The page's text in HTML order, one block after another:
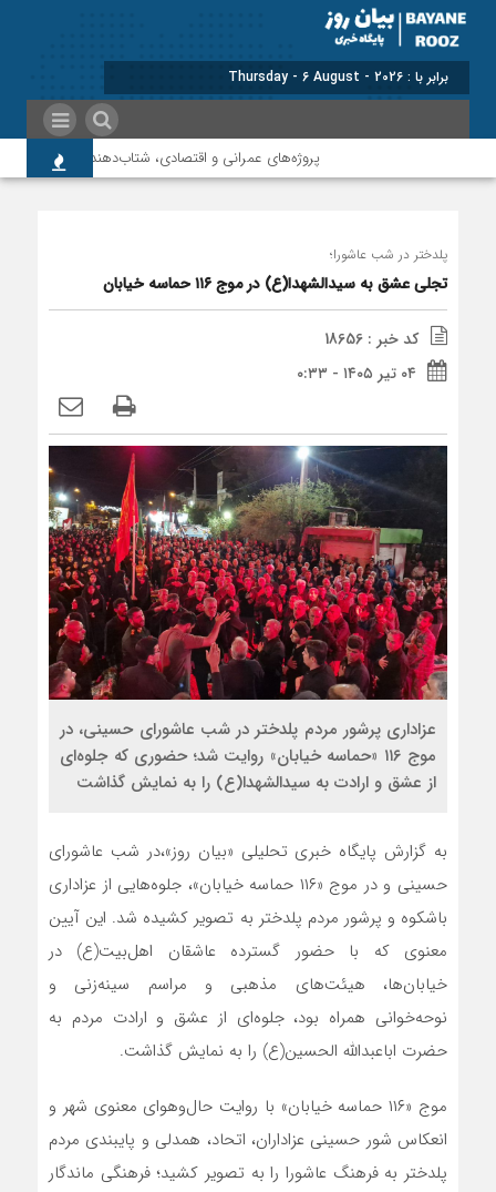
برابر با : Thursday - 6 August - 2026
پروژه‌های عمرانی و اقتصادی، شتاب‌دهنده توسعه پلدختر هستند
پلدختر در شب عاشورا؛
تجلی عشق به سیدالشهدا(ع) در موج ۱۱۶ حماسه خیابان
کد خبر : 18656
۰۴ تیر ۱۴۰۵ - ۰:۳۳
عزاداری پرشور مردم پلدختر در شب عاشورای حسینی، در
موج ۱۱۶ «حماسه خیابان» روایت شد؛ حضوری که جلوه‌ای
از عشق و ارادت به سیدالشهدا(ع) را به نمایش گذاشت
به گزارش پایگاه خبری تحلیلی «بیان روز»،در شب عاشورای
حسینی و در موج «۱۱۶ حماسه خیابان»، جلوه‌هایی از عزاداری
باشکوه و پرشور مردم پلدختر به تصویر کشیده شد. این آیین
معنوی که با حضور گسترده عاشقان اهل‌بیت(ع) در
خیابان‌ها، هیئت‌های مذهبی و مراسم سینه‌زنی و
نوحه‌خوانی همراه بود، جلوه‌ای از عشق و ارادت مردم به
حضرت اباعبدالله الحسین(ع) را به نمایش گذاشت.
موج «۱۱۶ حماسه خیابان» با روایت حال‌وهوای معنوی شهر و
انعکاس شور حسینی عزاداران، اتحاد، همدلی و پایبندی مردم
پلدختر به فرهنگ عاشورا را به تصویر کشید؛ فرهنگی ماندگار